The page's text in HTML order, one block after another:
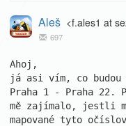
Aleš <f.ales1 at
697
Ahoj,
já asi vím, co budou
Praha 1 - Praha 22.
mě zajímalo, jestli
mapované tyto